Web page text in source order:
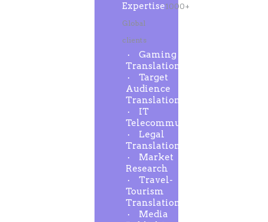
Expertise1000+
Global
clients
Gaming
Translation
Target
Audience
Translation
IT
Telecommunication
Legal
Translation
Market
Research
Travel-
Tourism
Translation
Media